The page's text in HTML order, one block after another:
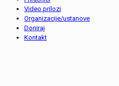
Video prilozi
Organizacije/ustanove
Doniraj
Kontakt